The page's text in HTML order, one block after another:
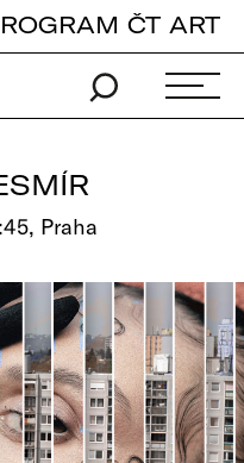
ČT ART
Praha